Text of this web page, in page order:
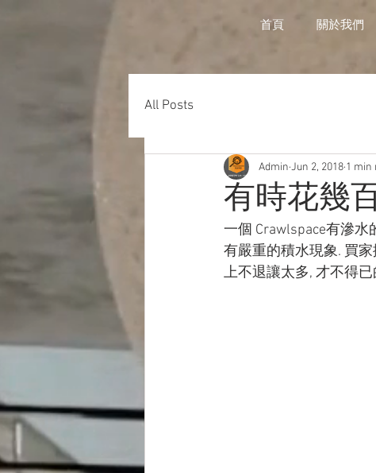
首頁 關於我們
All Posts
有時花幾
Admin Jun 2, 2018 1 min
一個 Crawlspace有滲
有嚴重的積水現象. 買
上不退讓太多, 才不得